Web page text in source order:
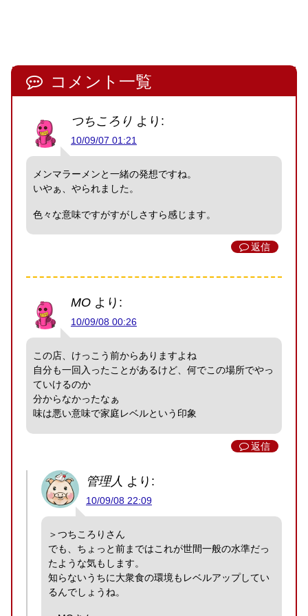
コメント一覧
つちころり より:
10/09/07 01:21
メンマラーメンと一緒の発想ですね。
いやぁ、やられました。
色々な意味ですがすがしさすら感じます。
返信
MO より:
10/09/08 00:26
この店、けっこう前からありますよね
自分も一回入ったことがあるけど、何でこの場所でやっ
ていけるのか
分からなかったなぁ
味は悪い意味で家庭レベルという印象
返信
管理人 より:
10/09/08 22:09
＞つちころりさん
でも、ちょっと前まではこれが世間一般の水準だっ
たような気もします。
知らないうちに大衆食の環境もレベルアップしてい
るんでしょうね。